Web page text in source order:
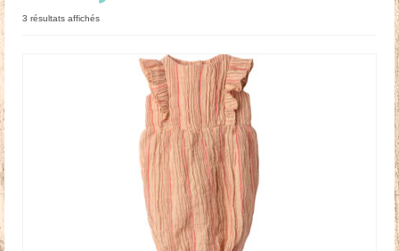
Mobilier & Accessoires
3 résultats affichésTrié